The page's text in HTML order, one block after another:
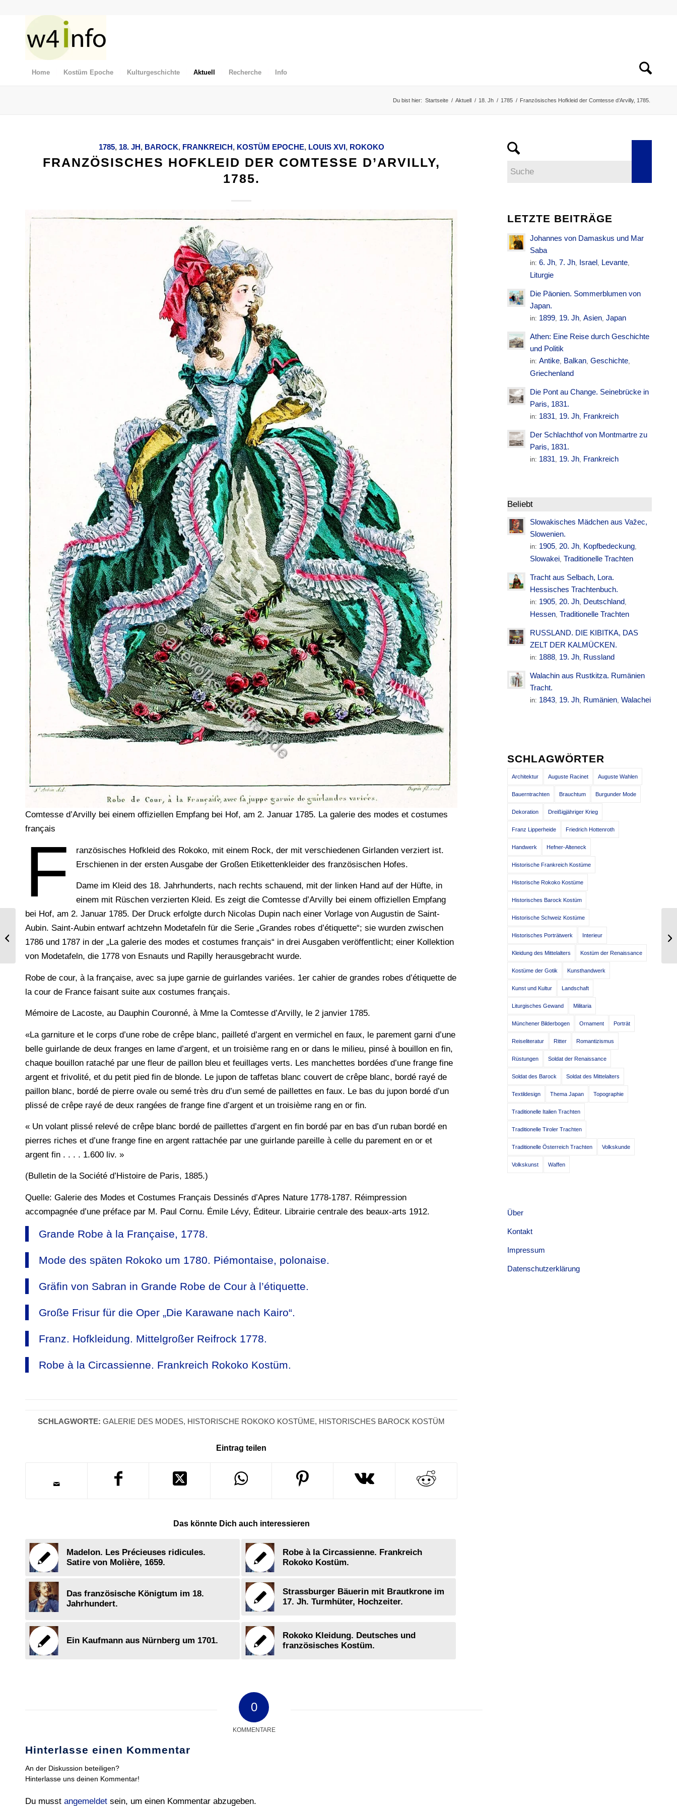
Home Kostüm Epoche Kulturgeschichte Aktuell Recherche Info
Du bist hier: Startseite / Aktuell / 18. Jh / 1785 / Französisches Hofkleid der Comtesse d’Arvilly, 1785.
1785, 18. JH, BAROCK, FRANKREICH, KOSTÜM EPOCHE, LOUIS XVI, ROKOKO
FRANZÖSISCHES HOFKLEID DER COMTESSE D’ARVILLY,
1785.
Comtesse d’Arvilly bei einem offiziellen Empfang bei Hof, am 2. Januar 1785. La galerie des modes et costumes
français
F
ranzösisches Hofkleid des Rokoko, mit einem Rock, der mit verschiedenen Girlanden verziert ist.
Erschienen in der ersten Ausgabe der Großen Etikettenkleider des französischen Hofes.
Dame im Kleid des 18. Jahrhunderts, nach rechts schauend, mit der linken Hand auf der Hüfte, in
einem mit Rüschen verzierten Kleid. Es zeigt die Comtesse d’Arvilly bei einem offiziellen Empfang
bei Hof, am 2. Januar 1785. Der Druck erfolgte durch Nicolas Dupin nach einer Vorlage von Augustin de Saint-
Aubin. Saint-Aubin entwarf achtzehn Modetafeln für die Serie „Grandes robes d’étiquette“; sie wurden zwischen
1786 und 1787 in der „La galerie des modes et costumes français“ in drei Ausgaben veröffentlicht; einer Kollektion
von Modetafeln, die 1778 von Esnauts und Rapilly herausgebracht wurde.
Robe de cour, à la française, avec sa jupe garnie de guirlandes variées. 1er cahier de grandes robes d’étiquette de
la cour de France faisant suite aux costumes français.
Mémoire de Lacoste, au Dauphin Couronné, à Mme la Comtesse d’Arvilly, le 2 janvier 1785.
«La garniture et le corps d’une robe de crêpe blanc, pailleté d’argent en vermichel en faux, le parement garni d’une
belle guirlande de deux franges en lame d’argent, et un troisième rang en or dans le milieu, pinsé à bouillon en fin,
chaque bouillon rataché par une fleur de paillon bleu et feuillages verts. Les manchettes bordées d’une frange fine
argent et frivolité, et du petit pied fin de blonde. Le jupon de taffetas blanc couvert de crêpe blanc, bordé rayé de
paillon blanc, bordé de pierre ovale ou semé très dru d’un semé de paillettes en faux. Le bas du jupon bordé d’un
plissé de crêpe rayé de deux rangées de frange fine d’argent et un troisième rang en or fin.
« Un volant plissé relevé de crêpe blanc bordé de paillettes d’argent en fin bordé par en bas d’un ruban bordé en
pierres riches et d’une frange fine en argent rattachée par une guirlande pareille à celle du parement en or et
argent fin . . . . 1.600 liv. »
(Bulletin de la Société d’Histoire de Paris, 1885.)
Quelle: Galerie des Modes et Costumes Français Dessinés d’Apres Nature 1778-1787. Réimpression
accompagnée d’une préface par M. Paul Cornu. Émile Lévy, Éditeur. Librairie centrale des beaux-arts 1912.
Grande Robe à la Française, 1778.
Mode des späten Rokoko um 1780. Piémontaise, polonaise.
Gräfin von Sabran in Grande Robe de Cour à l’étiquette.
Große Frisur für die Oper „Die Karawane nach Kairo“.
Franz. Hofkleidung. Mittelgroßer Reifrock 1778.
Robe à la Circassienne. Frankreich Rokoko Kostüm.
SCHLAGWORTE: GALERIE DES MODES, HISTORISCHE ROKOKO KOSTÜME, HISTORISCHES BAROCK KOSTÜM
Eintrag teilen
Das könnte Dich auch interessieren
Madelon. Les Précieuses ridicules.
Satire von Molière, 1659.
Robe à la Circassienne. Frankreich
Rokoko Kostüm.
Das französische Königtum im 18.
Jahrhundert.
Strassburger Bäuerin mit Brautkrone im
17. Jh. Turmhüter, Hochzeiter.
Ein Kaufmann aus Nürnberg um 1701.
Rokoko Kleidung. Deutsches und
französisches Kostüm.
0
KOMMENTARE
Hinterlasse einen Kommentar
An der Diskussion beteiligen?
Hinterlasse uns deinen Kommentar!
Du musst angemeldet sein, um einen Kommentar abzugeben.
LETZTE BEITRÄGE
Johannes von Damaskus und Mar
Saba
in:6. Jh, 7. Jh, Israel, Levante,
Liturgie
Die Päonien. Sommerblumen von
Japan.
in: 1899, 19. Jh,Asien,Japan
Athen: Eine Reise durch Geschichte
und Politik
in:Antike, Balkan,Geschichte,
Griechenland
Die Pont au Change. Seinebrücke in
Paris, 1831.
in: 1831, 19. Jh, Frankreich
Der Schlachthof von Montmartre zu
Paris, 1831.
in: 1831, 19. Jh, Frankreich
Beliebt
Slowakisches Mädchen aus Važec,
Slowenien.
in: 1905,20. Jh, Kopfbedeckung,
Slowakei, Traditionelle Trachten
Tracht aus Selbach, Lora.
Hessisches Trachtenbuch.
in: 1905,20. Jh, Deutschland,
Hessen, Traditionelle Trachten
RUSSLAND. DIE KIBITKA, DAS
ZELT DER KALMÜCKEN.
in: 1888, 19. Jh, Russland
Walachin aus Rustkitza. Rumänien
Tracht.
in: 1843, 19. Jh, Rumänien,Walachei
SCHLAGWÖRTER
Architektur Auguste Racinet Auguste Wahlen
Bauerntrachten Brauchtum Burgunder Mode
Dekoration Dreißigjähriger Krieg
Franz Lipperheide Friedrich Hottenroth
Handwerk Hefner-Alteneck
Historische Frankreich Kostüme
Historische Rokoko Kostüme
Historisches Barock Kostüm
Historische Schweiz Kostüme
Historisches Porträtwerk Interieur
Kleidung des Mittelalters Kostüm der Renaissance
Kostüme der Gotik Kunsthandwerk
Kunst und Kultur Landschaft
Liturgisches Gewand Militaria
Münchener Bilderbogen Ornament Porträt
Reiseliteratur Ritter Romantizismus
Rüstungen Soldat der Renaissance
Soldat des Barock Soldat des Mittelalters
Textildesign Thema Japan Topographie
Traditionelle Italien Trachten
Traditionelle Tiroler Trachten
Traditionelle Österreich Trachten Volkskunde
Volkskunst Waffen
Über
Kontakt
Impressum
Datenschutzerklärung
Italienische Soldaten des 16.
Jahrhunderts.